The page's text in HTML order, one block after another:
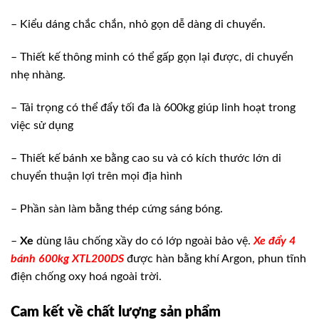
– Kiểu dáng chắc chắn, nhỏ gọn dễ dàng di chuyển.
– Thiết kế thông minh có thể gấp gọn lại được, di chuyển
nhẹ nhàng.
– Tải trọng có thể đẩy tối đa là 600kg giúp linh hoạt trong
việc sử dụng
– Thiết kế bánh xe bằng cao su và có kích thước lớn di
chuyển thuận lợi trên mọi địa hình
– Phần sàn làm bằng thép cứng sáng bóng.
– Xe dùng lâu chống xầy do có lớp ngoài bảo vệ.Xe đẩy 4
bánh 600kg XTL200DS được hàn bằng khí Argon, phun tĩnh
điện chống oxy hoá ngoài trời.
Cam kết về chất lượng sản phẩm